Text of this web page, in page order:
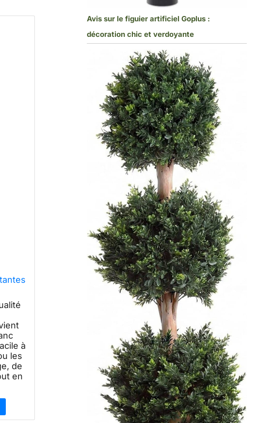
à
les
de
en
Avis sur le figuier artificiel Goplus :
décoration chic et verdoyante